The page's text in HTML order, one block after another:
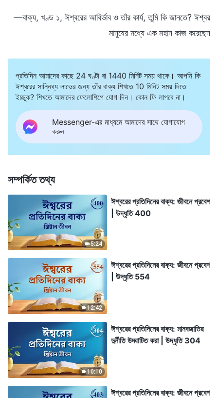
—বাক্য, খণ্ড ১, ঈশ্বরের আবির্ভাব ও তাঁর কার্য, তুমি কি জানতে? ঈশ্বর
মানুষের মধ্যে এক মহান কাজ করেছেন
প্রতিদিন আমাদের কাছে 24 ঘণ্টা বা 1440 মিনিট সময় থাকে। আপনি কি
ঈশ্বরের সান্নিধ্য লাভের জন্য তাঁর বাক্য শিখতে 10 মিনিট সময় দিতে
ইচ্ছুক? শিখতে আমাদের ফেলোশিপে যোগ দিন। কোন ফি লাগবে না।
Messenger-এর মাধ্যমে আমাদের সাথে যোগাযোগ
করুন
সম্পর্কিত তথ্য
5:24
ঈশ্বরের প্রতিদিনের বাক্য: জীবনে প্রবেশ
| উদ্ধৃতি 400
12:42
ঈশ্বরের প্রতিদিনের বাক্য: জীবনে প্রবেশ
| উদ্ধৃতি 554
10:10
ঈশ্বরের প্রতিদিনের বাক্য: মানবজাতির
দুর্নীতি উদ্ঘাটিত করা | উদ্ধৃতি 304
ঈশ্বরের প্রতিদিনের বাক্য: জীবনে প্রবেশ